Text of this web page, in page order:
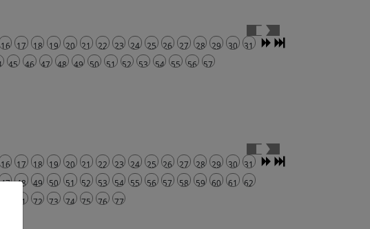
16 17 18 19 20 21 22 23 24 25 26 27 28 29 30
31
45 46 47 48 49 50 51 52 53 54 55 56 57
16 17 18 19 20 21 22 23 24 25 26 27 28 29 30
31
47 48 49 50 51 52 53 54 55 56 57 58 59 60 61
62
71 72 73 74 75 76 77